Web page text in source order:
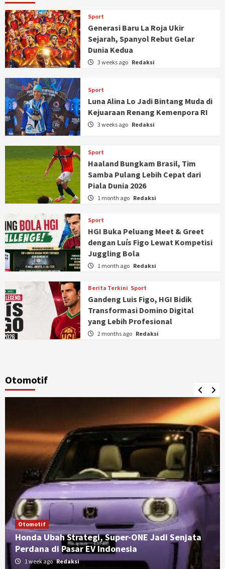
Sport
Generasi Baru La Roja Ukir
Sejarah, Spanyol Rebut Gelar
Dunia Kedua
3 weeks ago Redaksi
Sport
Luna Alina Lo Jadi Bintang Muda di
Kejuaraan Renang Kemenpora RI
3 weeks ago Redaksi
Sport
Haaland Bungkam Brasil, Tim
Samba Pulang Lebih Cepat dari
Piala Dunia 2026
1 month ago Redaksi
Sport
HGI Buka Peluang Meet & Greet
dengan Luís Figo Lewat Kompetisi
Juggling Bola
1 month ago Redaksi
Berita Terkini Sport
Gandeng Luis Figo, HGI Bidik
Transformasi Domino Digital
yang Lebih Profesional
2 months ago Redaksi
Otomotif
Otomotif
Honda Ubah Strategi, Super-ONE Jadi Senjata
Perdana di Pasar EV Indonesia
1 week ago Redaksi